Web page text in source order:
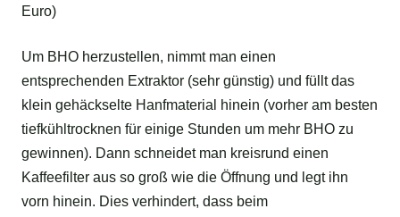
Euro)
Um BHO herzustellen, nimmt man einen
entsprechenden Extraktor (sehr günstig) und füllt das
klein gehäckselte Hanfmaterial hinein (vorher am besten
tiefkühltrocknen für einige Stunden um mehr BHO zu
gewinnen). Dann schneidet man kreisrund einen
Kaffeefilter aus so groß wie die Öffnung und legt ihn
vorn hinein. Dies verhindert, dass beim